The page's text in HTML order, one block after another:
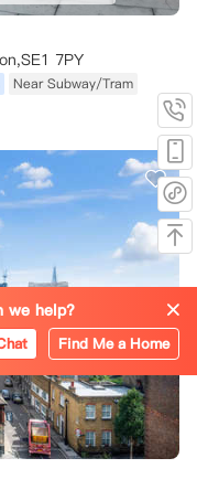
间内腾空房间（通常为替
他时间）。
7PY
Near Subway/Tram
we help?
Find Me a Home